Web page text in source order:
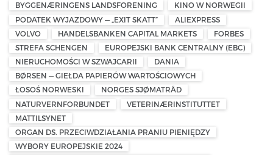
BYGGENÆRINGENS LANDSFORENING
KINO W NORWEGII
PODATEK WYJAZDOWY — „EXIT SKATT”
ALIEXPRESS
VOLVO
HANDELSBANKEN CAPITAL MARKETS
FORBES
STREFA SCHENGEN
EUROPEJSKI BANK CENTRALNY (EBC)
NIERUCHOMOŚCI W SZWAJCARII
DANIA
BØRSEN — GIEŁDA PAPIERÓW WARTOŚCIOWYCH
ŁOSOŚ NORWESKI
NORGES SJØMATRÅD
NATURVERNFORBUNDET
VETERINÆRINSTITUTTET
MATTILSYNET
ORGAN DS. PRZECIWDZIAŁANIA PRANIU PIENIĘDZY
WYBORY EUROPEJSKIE 2024